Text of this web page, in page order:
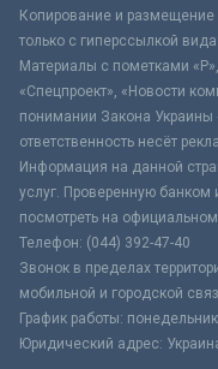
Копирование и размещение
только с гиперссылкой
Материалы с пометками «Р»,
«Спецпроект», «Новости
понимании Закона
ответственность несёт
Информация на данной
услуг. Проверенную
посмотреть на
Телефон: (044) 392-47-40
Звонок в пределах
мобильной и городской
График работы:
Юридический адрес: